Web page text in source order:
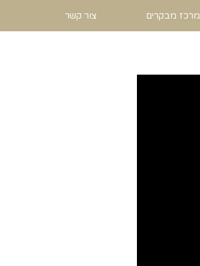
מרכז מבקרים צור קשר